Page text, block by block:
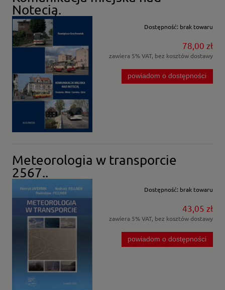
Notecią.
Dostępność: brak towaru
78,00 zł
zawiera 5% VAT, bez kosztów dostawy
powiadom o dostępności
Meteorologia w transporcie
2567..
Dostępność: brak towaru
43,05 zł
zawiera 5% VAT, bez kosztów dostawy
powiadom o dostępności